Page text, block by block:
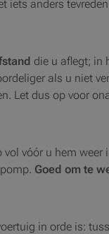
iets anders
die u aflegt; in
als u niet
Let dus op voor
vóór u hem weer
Goed om te
in orde is: